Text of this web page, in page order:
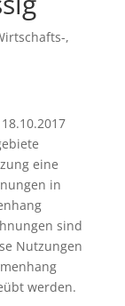
,
eine
in
sind
Nutzungen
werden.